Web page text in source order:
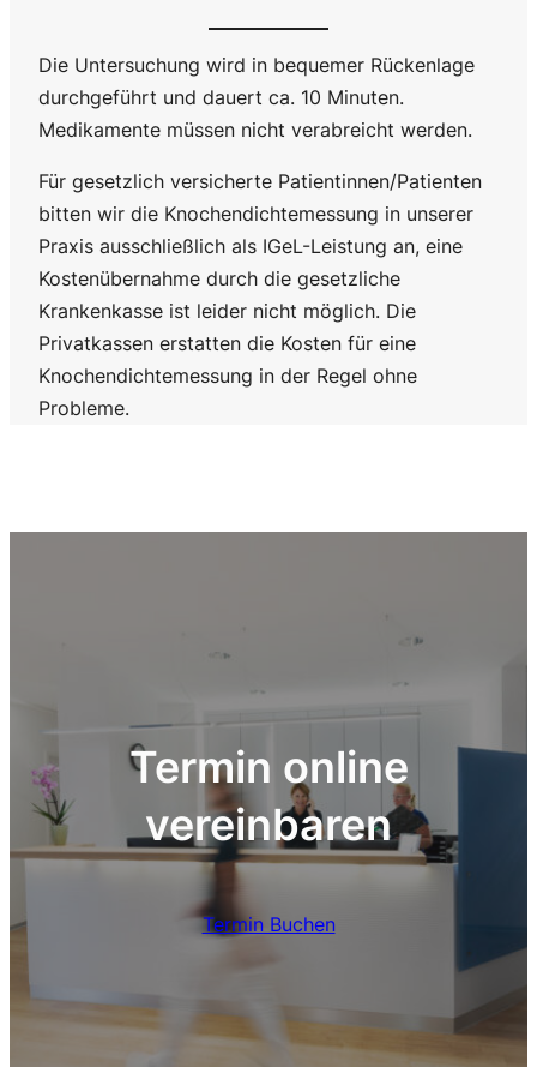
Die Untersuchung wird in bequemer Rückenlage
durchgeführt und dauert ca. 10 Minuten.
Medikamente müssen nicht verabreicht werden.
Für gesetzlich versicherte Patientinnen/Patienten
bitten wir die Knochendichtemessung in unserer
Praxis ausschließlich als IGeL-Leistung an, eine
Kostenübernahme durch die gesetzliche
Krankenkasse ist leider nicht möglich. Die
Privatkassen erstatten die Kosten für eine
Knochendichtemessung in der Regel ohne
Probleme.
Termin online
vereinbaren
Termin Buchen